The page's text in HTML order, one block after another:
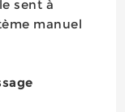
sent à
manuel